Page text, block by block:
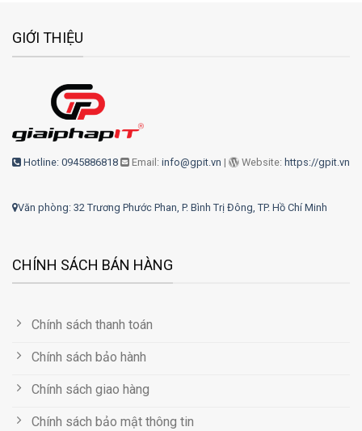
GIỚI THIỆU
Hotline: 0945886818 Email: info@gpit.vn | Website: https://gpit.vn
Văn phòng: 32 Trương Phước Phan, P. Bình Trị Đông, TP. Hồ Chí Minh
CHÍNH SÁCH BÁN HÀNG
Chính sách thanh toán
Chính sách bảo hành
Chính sách giao hàng
Chính sách bảo mật thông tin